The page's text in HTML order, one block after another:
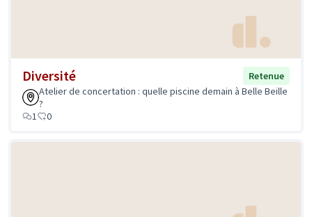
Diversité
Retenue
Atelier de concertation : quelle piscine demain à Belle Beille
?
1
0